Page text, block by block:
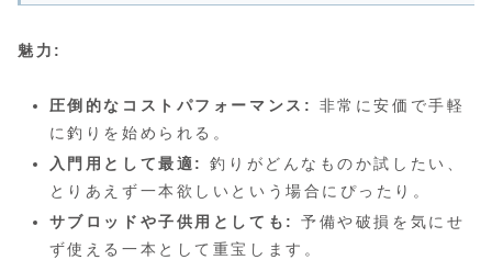
魅力:
圧倒的なコストパフォーマンス:
非常に安価で手軽
に釣りを始められる。
入門用として最適:
釣りがどんなものか試したい、
とりあえず一本欲しいという場合にぴったり。
サブロッドや子供用としても:
予備や破損を気にせ
ず使える一本として重宝します。